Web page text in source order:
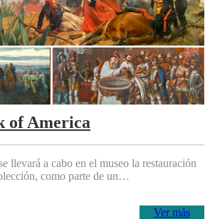
of America
llevará a cabo en el museo la restauración
como parte de un…
Ver más